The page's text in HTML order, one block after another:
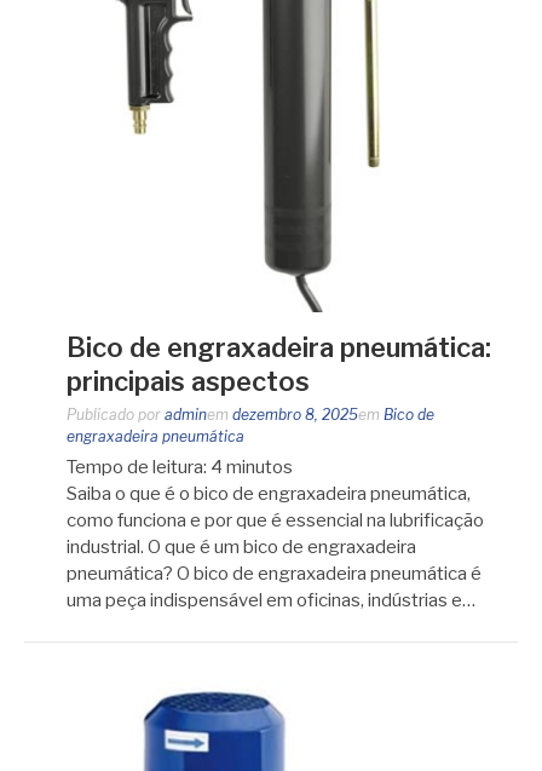
Bico de engraxadeira pneumática:
principais aspectos
Publicado por adminem dezembro 8, 2025em Bico de
engraxadeira pneumática
Tempo de leitura: 4 minutos
Saiba o que é o bico de engraxadeira pneumática,
como funciona e por que é essencial na lubrificação
industrial. O que é um bico de engraxadeira
pneumática? O bico de engraxadeira pneumática é
uma peça indispensável em oficinas, indústrias e…